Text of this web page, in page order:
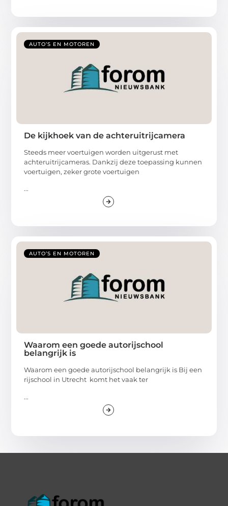
AUTO’S EN MOTOREN
De kijkhoek van de achteruitrijcamera
Steeds meer voertuigen worden uitgerust met
achteruitrijcameras. Dankzij deze toepassing kunnen
voertuigen, zeker grote voertuigen
...
AUTO’S EN MOTOREN
Waarom een goede autorijschool
belangrijk is
Waarom een goede autorijschool belangrijk is Bij een
rijschool in Utrecht komt het vaak ter
...